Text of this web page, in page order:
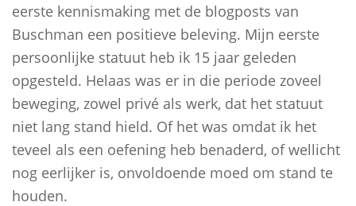
eerste kennismaking met de blogposts van
Buschman een positieve beleving. Mijn eerste
persoonlijke statuut heb ik 15 jaar geleden
opgesteld. Helaas was er in die periode zoveel
beweging, zowel privé als werk, dat het statuut
niet lang stand hield. Of het was omdat ik het
teveel als een oefening heb benaderd, of wellicht
nog eerlijker is, onvoldoende moed om stand te
houden.